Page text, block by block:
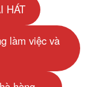
HÁT
làm việc và